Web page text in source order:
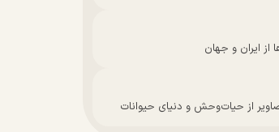
از ایران و جهان
از حیات‌وحش و دنیای حیوانات